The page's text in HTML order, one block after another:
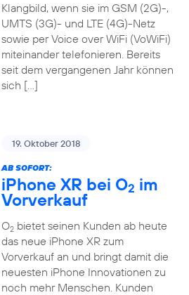
Klangbild, wenn sie im GSM (2G)-,
UMTS (3G)- und LTE (4G)-Netz
sowie per Voice over WiFi (VoWiFi)
miteinander telefonieren. Bereits
seit dem vergangenen Jahr können
sich […]
19. Oktober 2018
AB SOFORT:
iPhone XR bei O2 im
Vorverkauf
O2bietet seinen Kunden ab heute
das neue iPhone XR zum
Vorverkauf an und bringt damit die
neuesten iPhone Innovationen zu
noch mehr Menschen. Kunden